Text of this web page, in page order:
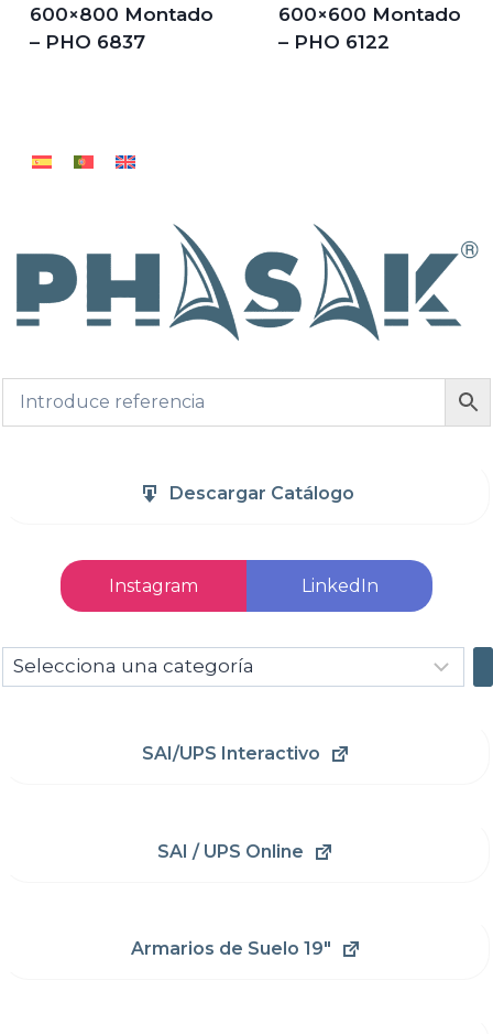
600×800 Montado
– PHO 6837
600×600 Montado
– PHO 6122
Descargar Catálogo
Instagram LinkedIn
Selecciona
una
SAI/UPS Interactivo
SAI / UPS Online
Armarios de Suelo 19"